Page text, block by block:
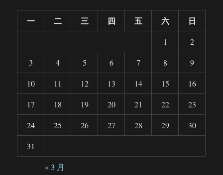
一 二 三 四 五 六 日
1
2
3
4 5 6 7 8
9
10
11 12 13 14 15
16
17
18 19 20 21 22
23
24
25 26 27 28 29
30
31
« 3 月